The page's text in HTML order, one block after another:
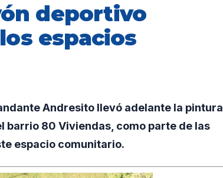
deportivo
espacios
Andresito llevó adelante la pintura
barrio 80 Viviendas, como parte de las
espacio comunitario.